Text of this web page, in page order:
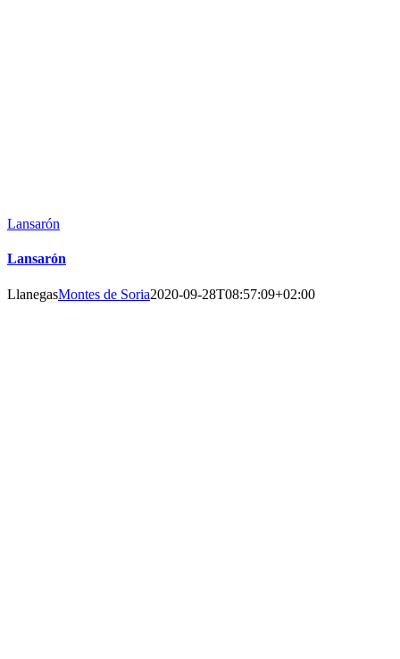
Lansarón
Lansarón
LlanegasMontes de Soria2020-09-28T08:57:09+02:00